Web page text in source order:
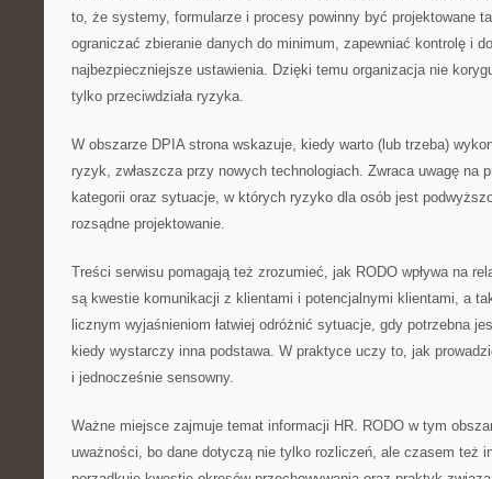
to, że systemy, formularze i procesy powinny być projektowane
ograniczać zbieranie danych do minimum, zapewniać kontrolę i
najbezpieczniejsze ustawienia. Dzięki temu organizacja nie
tylko przeciwdziała ryzyka.
W obszarze DPIA strona wskazuje, kiedy warto (lub trzeba)
ryzyk, zwłaszcza przy nowych technologiach. Zwraca uwagę na
kategorii oraz sytuacje, w których ryzyko dla osób jest
rozsądne projektowanie.
Treści serwisu pomagają też zrozumieć, jak RODO wpływa na
są kwestie komunikacji z klientami i potencjalnymi klientami, a
licznym wyjaśnieniom łatwiej odróżnić sytuacje, gdy potrzebna
kiedy wystarczy inna podstawa. W praktyce uczy to, jak
i jednocześnie sensowny.
Ważne miejsce zajmuje temat informacji HR. RODO w tym
uważności, bo dane dotyczą nie tylko rozliczeń, ale czasem też